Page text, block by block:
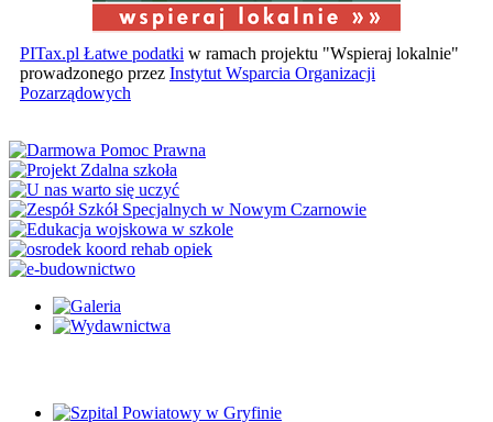
PITax.pl Łatwe podatki w ramach projektu "Wspieraj lokalnie"
prowadzonego przez Instytut Wsparcia Organizacji
Pozarządowych